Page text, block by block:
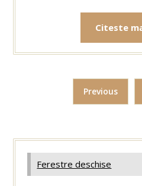
Citeste
Previous
Ferestre deschise